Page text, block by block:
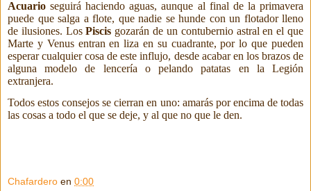
Acuario seguirá haciendo aguas, aunque al final de la primavera
puede que salga a flote, que nadie se hunde con un flotador lleno
de ilusiones. LosPiscis gozarán de un contubernio astral en el que
Marte y Venus entran en liza en su cuadrante, por lo que pueden
esperar cualquier cosa de este influjo, desde acabar en los brazos de
alguna modelo de lencería o pelando patatas en la Legión
extranjera.
Todos estos consejos se cierran en uno: amarás por encima de todas
las cosas a todo el que se deje, y al que no que le den.
Chafardero en 0:00